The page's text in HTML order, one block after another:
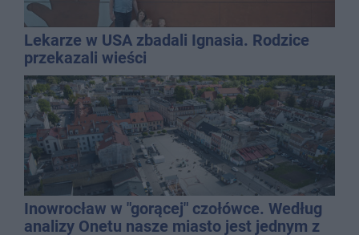
Lekarze w USA zbadali Ignasia. Rodzice
przekazali wieści
Inowrocław w "gorącej" czołówce. Według
analizy Onetu nasze miasto jest jednym z